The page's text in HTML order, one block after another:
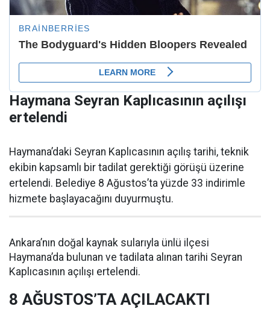
Haymana Seyran Kaplıcasının açılışı
ertelendi
Haymana’daki Seyran Kaplıcasının açılış tarihi, teknik
ekibin kapsamlı bir tadilat gerektiği görüşü üzerine
ertelendi. Belediye 8 Ağustos’ta yüzde 33 indirimle
hizmete başlayacağını duyurmuştu.
Ankara’nın doğal kaynak sularıyla ünlü ilçesi
Haymana’da bulunan ve tadilata alınan tarihi Seyran
Kaplıcasının açılışı ertelendi.
8 AĞUSTOS’TA AÇILACAKTI